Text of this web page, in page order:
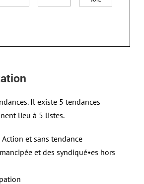
Il existe 5 tendances
lieu à 5 listes.
et sans tendance
et des syndiqué•es hors